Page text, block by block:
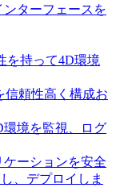
ターフェースを
を持って4D環境
信頼性高く構成お
環境を監視、ログ
ケーションを安全
、デプロイしま